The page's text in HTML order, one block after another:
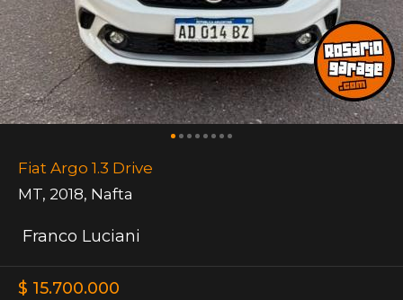
Fiat Argo 1.3 Drive
MT, 2018, Nafta
Franco Luciani
$ 15.700.000